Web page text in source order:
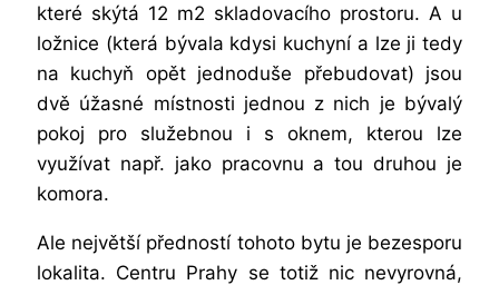
které skýtá 12 m2 skladovacího prostoru. A u
ložnice (která bývala kdysi kuchyní a lze ji tedy
na kuchyň opět jednoduše přebudovat) jsou
dvě úžasné místnosti jednou z nich je bývalý
pokoj pro služebnou i s oknem, kterou lze
využívat např. jako pracovnu a tou druhou je
komora.
Ale největší předností tohoto bytu je bezesporu
lokalita. Centru Prahy se totiž nic nevyrovná,